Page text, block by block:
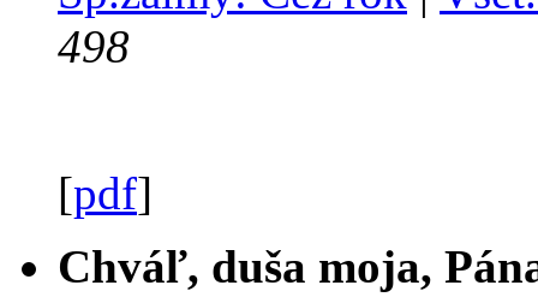
498
[pdf]
Chváľ, duša moja,